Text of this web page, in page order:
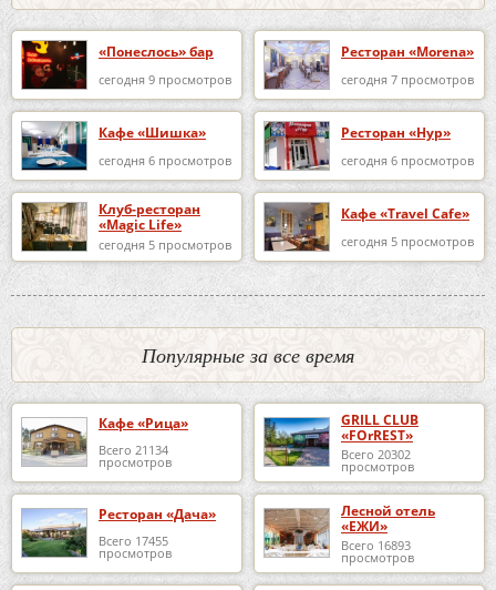
«Понеслось» бар
сегодня 9 просмотров
Ресторан «Morena»
сегодня 7 просмотров
Кафе «Шишка»
сегодня 6 просмотров
Ресторан «Нур»
сегодня 6 просмотров
Клуб-ресторан
«Magic Life»
сегодня 5 просмотров
Кафе «Travel Cafe»
сегодня 5 просмотров
Популярные за все время
Кафе «Рица»
Всего 21134
просмотров
GRILL CLUB
«FOrREST»
Всего 20302
просмотров
Ресторан «Дача»
Всего 17455
просмотров
Лесной отель
«ЕЖИ»
Всего 16893
просмотров